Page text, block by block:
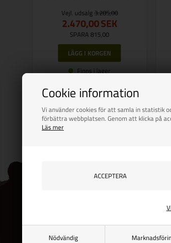
Cookie information
Vi använder cookies för att samla in statistik
förbättra webbplatsen. Genom att klicka på
Läs mer
Nödvändig
Vejl. udsalg 3.285,00
2.470,00SEK
SPARA 815,00
Finns i lager
Side 1/1